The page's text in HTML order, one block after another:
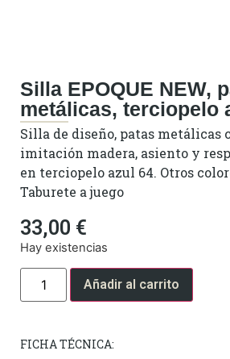
Silla EPOQUE NEW,
metálicas, terciopelo
Silla de diseño, patas metálicas
imitación madera, asiento y
en terciopelo azul 64. Otros
Taburete a juego
33,00 €
Hay existencias
Añadir al carrito
FICHA TÉCNICA: